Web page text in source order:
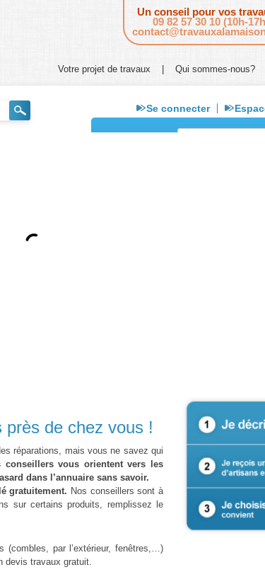
Un conseil pour vos
09 82 57 30 10 (10h-
Votre projet de travaux Qui sommes-nous?
Se connecter
près de chez vous !
réparations, mais vous ne savez qui
conseillers vous orientent vers les
dans l’annuaire sans savoir.
gratuitement. Nos conseillers sont à
sur certains produits, remplissez le
(combles, par l’extérieur, fenêtres,…)
devis travaux gratuit.